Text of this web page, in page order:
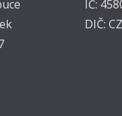
IČ:
DIČ: